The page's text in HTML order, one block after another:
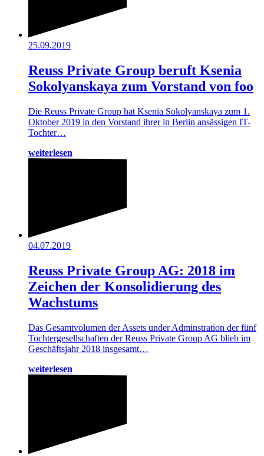
25.09.2019
Reuss Private Group beruft Ksenia
Sokolyanskaya zum Vorstand von foo
Die Reuss Private Group hat Ksenia Sokolyanskaya zum 1.
Oktober 2019 in den Vorstand ihrer in Berlin ansässigen IT-
Tochter…
weiterlesen
04.07.2019
Reuss Private Group AG: 2018 im
Zeichen der Konsolidierung des
Wachstums
Das Gesamtvolumen der Assets under Adminstration der fünf
Tochtergesellschaften der Reuss Private Group AG blieb im
Geschäftsjahr 2018 insgesamt…
weiterlesen